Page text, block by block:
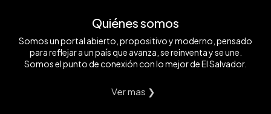
Quiénes somos
Somos un portal abierto, propositivo y moderno, pensado
para reflejar a un país que avanza, se reinventa y se une.
Somos el punto de conexión con lo mejor de El Salvador.
Ver mas ❯